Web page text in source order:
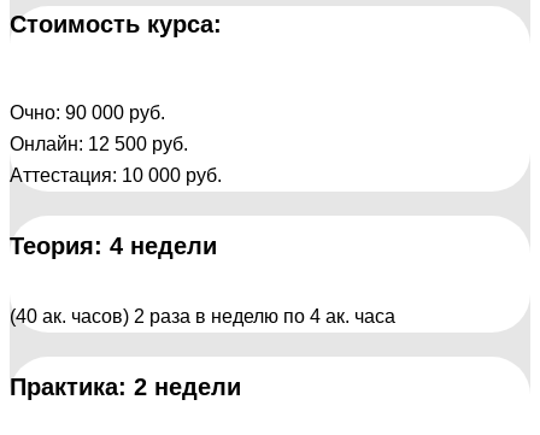
Стоимость курса:
Очно: 90 000 руб.
Онлайн: 12 500 руб.
Аттестация: 10 000 руб.
Теория: 4 недели
(40 ак. часов) 2 раза в неделю по 4 ак. часа
Практика: 2 недели